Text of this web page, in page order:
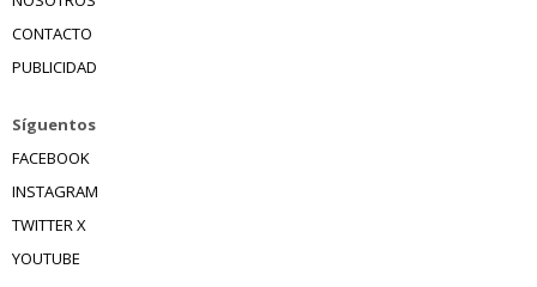
CONTACTO
PUBLICIDAD
Síguentos
FACEBOOK
INSTAGRAM
TWITTER X
YOUTUBE